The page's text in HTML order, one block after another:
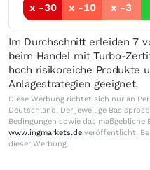
x -30
x -10 x -3
Im Durchschnitt erleiden 7
beim Handel mit Turbo-
hoch risikoreiche Produkte
Anlagestrategien geeignet.
Diese Werbung richtet sich nur an
Deutschland. Der jeweilige
Bedingungen sowie das
www.ingmarkets.de veröffentlicht.
dieser Werbung.